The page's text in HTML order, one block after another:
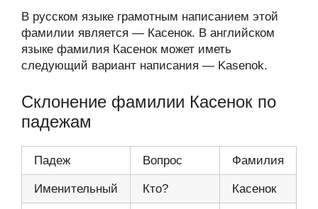
В русском языке грамотным написанием этой
фамилии является — Касенок. В английском
языке фамилия Касенок может иметь
следующий вариант написания — Kasenok.
Склонение фамилии Касенок по
падежам
Падеж Вопрос Фамилия
Именительный Кто? Касенок